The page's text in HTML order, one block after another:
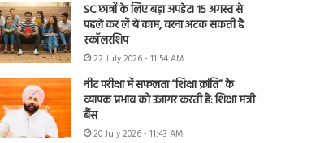
SC छात्रों के लिए बड़ा अपडेट! 15 अगस्त से
पहले कर लें ये काम, वरना अटक सकती है
स्कॉलरशिप
22 July 2026 - 11:54 AM
नीट परीक्षा में सफलता “शिक्षा क्रांति” के
व्यापक प्रभाव को उजागर करती है: शिक्षा मंत्री
बैंस
20 July 2026 - 11:43 AM